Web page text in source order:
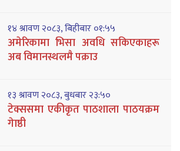
१४ श्रावण २०८३, बिहीबार ०१:५५
अमेरिकामा भिसा अवधि सकिएकाहरू
अब विमानस्थलमै पक्राउ
१३ श्रावण २०८३, बुधबार २३:५०
टेक्ससमा एकीकृत पाठशाला पाठयक्रम
गेाष्ठी